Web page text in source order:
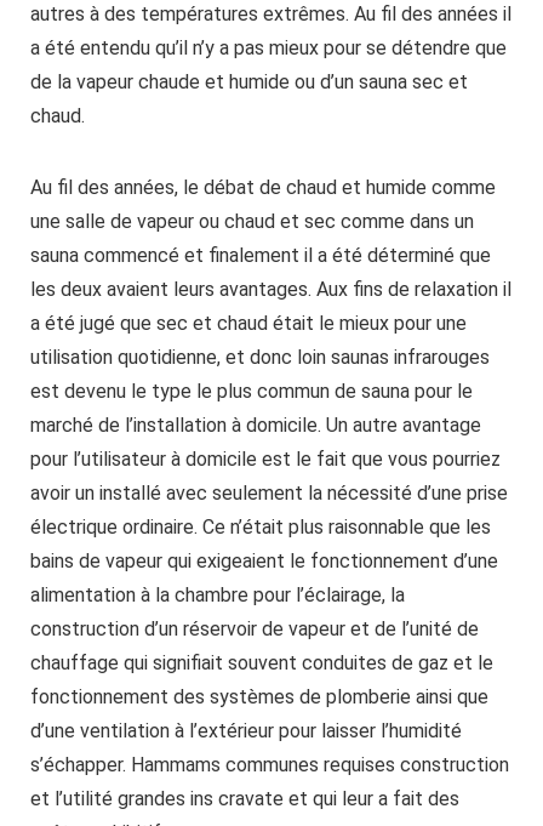
autres à des températures extrêmes. Au fil des années il
a été entendu qu’il n’y a pas mieux pour se détendre que
de la vapeur chaude et humide ou d’un sauna sec et
chaud.
Au fil des années, le débat de chaud et humide comme
une salle de vapeur ou chaud et sec comme dans un
sauna commencé et finalement il a été déterminé que
les deux avaient leurs avantages. Aux fins de relaxation il
a été jugé que sec et chaud était le mieux pour une
utilisation quotidienne, et donc loin saunas infrarouges
est devenu le type le plus commun de sauna pour le
marché de l’installation à domicile. Un autre avantage
pour l’utilisateur à domicile est le fait que vous pourriez
avoir un installé avec seulement la nécessité d’une prise
électrique ordinaire. Ce n’était plus raisonnable que les
bains de vapeur qui exigeaient le fonctionnement d’une
alimentation à la chambre pour l’éclairage, la
construction d’un réservoir de vapeur et de l’unité de
chauffage qui signifiait souvent conduites de gaz et le
fonctionnement des systèmes de plomberie ainsi que
d’une ventilation à l’extérieur pour laisser l’humidité
s’échapper. Hammams communes requises construction
et l’utilité grandes ins cravate et qui leur a fait des